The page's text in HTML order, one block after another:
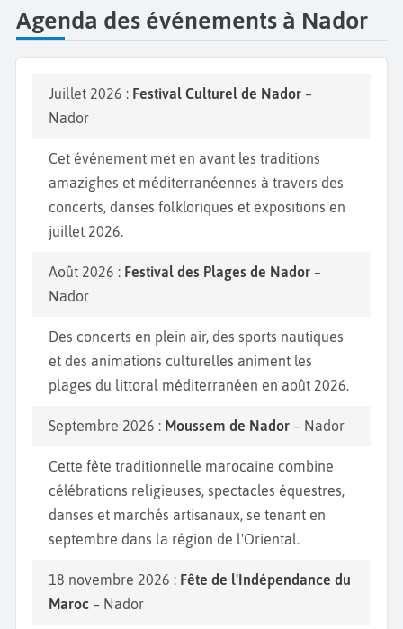
Agenda des événements à Nador
Juillet 2026 : Festival Culturel de Nador –
Nador
Cet événement met en avant les traditions
amazighes et méditerranéennes à travers des
concerts, danses folkloriques et expositions en
juillet 2026.
Août 2026 : Festival des Plages de Nador –
Nador
Des concerts en plein air, des sports nautiques
et des animations culturelles animent les
plages du littoral méditerranéen en août 2026.
Septembre 2026 : Moussem de Nador – Nador
Cette fête traditionnelle marocaine combine
célébrations religieuses, spectacles équestres,
danses et marchés artisanaux, se tenant en
septembre dans la région de l'Oriental.
18 novembre 2026 : Fête de l'Indépendance du
Maroc – Nador